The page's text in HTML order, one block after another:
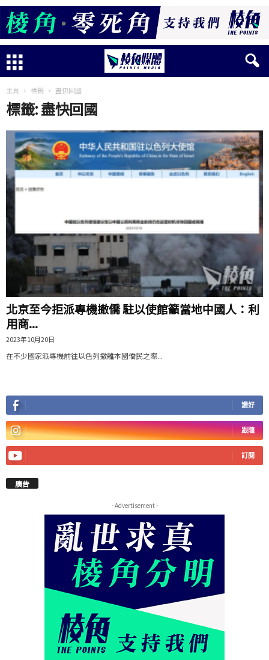
主頁 標籤 盡快回國
標籤: 盡快回國
北京至今拒派專機撤僑 駐以使館籲當地中國人：利
用商...
2023年10月20日
在不少國家派專機前往以色列撤離本國僑民之際...
讚好
跟隨
訂閱
廣告
- Advertisement -